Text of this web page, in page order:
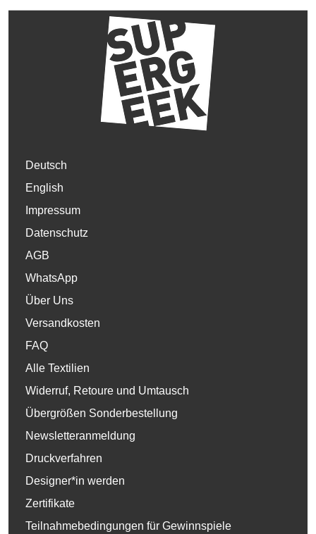
Deutsch
English
Impressum
Datenschutz
AGB
WhatsApp
Über Uns
Versandkosten
FAQ
Alle Textilien
Widerruf, Retoure und Umtausch
Übergrößen Sonderbestellung
Newsletteranmeldung
Druckverfahren
Designer*in werden
Zertifikate
Teilnahmebedingungen für Gewinnspiele